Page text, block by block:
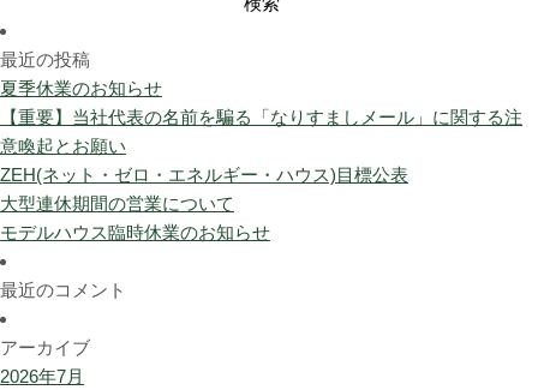
索:
最近の投稿
夏季休業のお知らせ
【重要】当社代表の名前を騙る「なりすましメール」に関する注
意喚起とお願い
ZEH(ネット・ゼロ・エネルギー・ハウス)目標公表
大型連休期間の営業について
モデルハウス臨時休業のお知らせ
最近のコメント
アーカイブ
2026年7月